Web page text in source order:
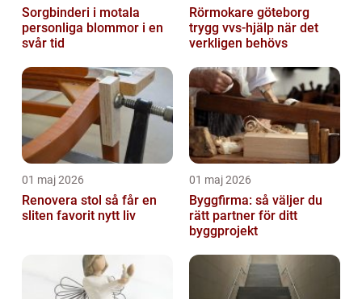
Sorgbinderi i motala
personliga blommor i en
svår tid
Rörmokare göteborg
trygg vvs-hjälp när det
verkligen behövs
01 maj 2026
Renovera stol så får en
sliten favorit nytt liv
01 maj 2026
Byggfirma: så väljer du
rätt partner för ditt
byggprojekt